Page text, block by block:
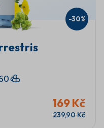
169 Kč
239,90 Kč
-30%